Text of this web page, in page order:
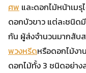
ศพ และดอกไม้หน้าเม
ดอกบัวขาว แต่ละชนิดมี
กัน ผู้ส่งจำนวนมากสับ
พวงหรีดหรือดอกไม้ง
ดอกไม้ทั้ง 3 ชนิดอย่าง